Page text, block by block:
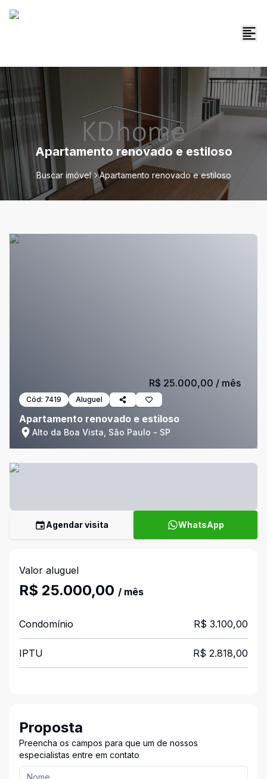
Apartamento renovado e estiloso
Buscar imóvel Apartamento renovado e estiloso
Cód: 7419 Aluguel
Apartamento renovado e estiloso
Alto da Boa Vista, São Paulo - SP
R$ 25.000,00 / mês
Agendar visita WhatsApp
Valor aluguel
R$ 25.000,00 / mês
Condomínio R$ 3.100,00
IPTU R$ 2.818,00
Proposta
Preencha os campos para que um de nossos
especialistas entre em contato